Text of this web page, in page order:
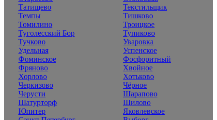
Татищево
Текстильщик
Темпы
Тишково
Томилино
Троицкое
Туголесский Бор
Тупиково
Тучково
Уваровка
Удельная
Успенское
Фоминское
Фосфоритный
Фряново
Хвойное
Хорлово
Хотьково
Черкизово
Чёрное
Черусти
Шарапово
Шатурторф
Шилово
Юпитер
Яковлевское